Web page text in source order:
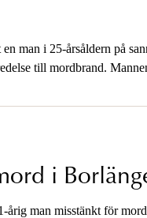
man i 25-årsåldern på
till mordbrand.
i
årig man misstänkt för